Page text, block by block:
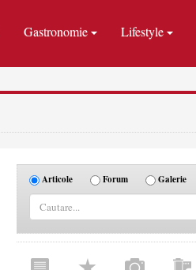
Gastronomie Lifestyle
Articole Forum Galerie